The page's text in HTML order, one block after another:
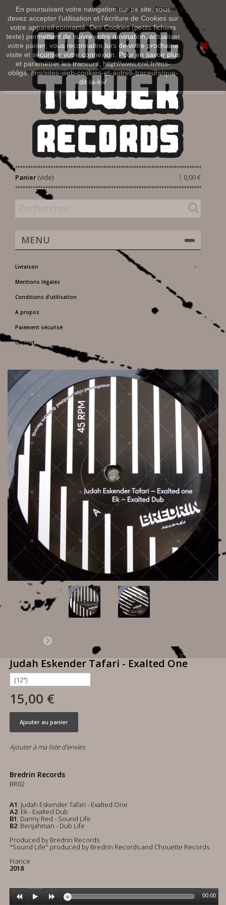
En poursuivant votre navigation sur ce site, vous
devez accepter l’utilisation et l'écriture de Cookies sur
votre appareil connecté. Ces Cookies (petits fichiers
texte) permettent de suivre votre navigation, actualiser
votre panier, vous reconnaitre lors de votre prochaine
visite et sécuriser votre connexion. Pour en savoir plus
et paramétrer les traceurs: http://www.cnil.fr/vos-
obligations/sites-web-cookies-et-autres-traceurs/que-
dit-la-loi/
Connexion
Français
Panier 0,00 €
|
(vide)
MENU
Livraison
Mentions légales
Conditions d'utilisation
A propos
Paiement sécurisé
Contact
Judah Eskender Tafari - Exalted One
15,00 €
Ajouter au panier
Ajouter à ma liste d'envies
Bredrin Records
BR02
A1: Judah Eskender Tafari - Exalted One
A2: Ek - Exalted Dub
B1: Danny Red - Sound Life
B2: Benjahman - Dub Life
Produced by Bredrin Records
''Sound Life'' produced by Bredrin Records and Chouette Records
France
2018
00:00